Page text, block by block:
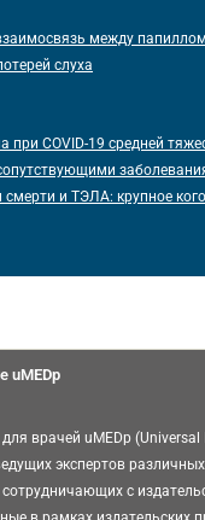
между
слуха
при COVID-19 средней
и ТЭЛА: крупное
uMEDp
врачей uMEDp
экспертов
с